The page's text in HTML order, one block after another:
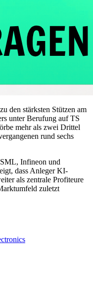
den stärksten Stützen am
unter Berufung auf TS
mehr als zwei Drittel
rund sechs
Infineon und
dass Anleger KI-
als zentrale Profiteure
zuletzt